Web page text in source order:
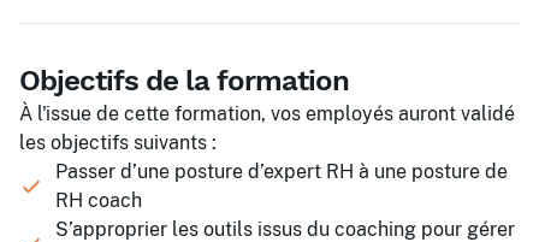
Objectifs de la formation
À l'issue de cette formation, vos employés auront validé
les objectifs suivants :
Passer d’une posture d’expert RH à une posture de
RH coach
S’approprier les outils issus du coaching pour gérer